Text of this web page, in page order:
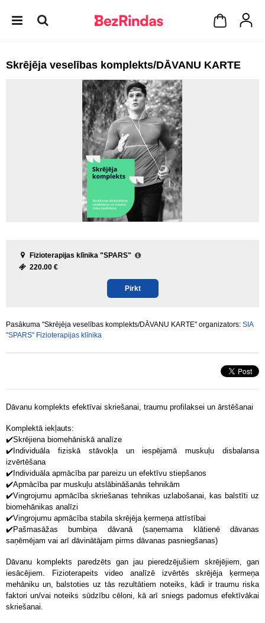
Skrējēja veselības komplekts/DĀVANU KARTE
Fizioterapijas klīnika "SPARS"
220.00 €
Pirkt
Pasākuma "Skrējēja veselības komplekts/DĀVANU KARTE" organizators: SIA
"SPARS" Fizioterapijas klīnika
Dāvanu komplekts efektīvai skriešanai, traumu profilaksei un ārstēšanai
Komplektā iekļauts:
✔️Skrējiena biomehāniskā analīze
✔️ Individuāla fiziskā stāvokļa un iespējamā muskuļu disbalansa
izvērtēšana
✔️ Individuāla apmācība par pareizu un efektīvu stiepšanos
✔️Apmācība par muskuļu atslābināšanās tehnikām
✔️Vingrojumu apmācība skriešanas tehnikas uzlabošanai, kas balstīti uz
biomehānikas analīzi
✔️Vingrojumu apmācība stabila skrējēja ķermeņa attīstībai
✔️Pašmasāžas bumbiņa dāvanā (saņemama klātienē dāvanas
saņēmējam vai arī dāvinātājam pirms dāvanas pasniegšanas)
Dāvanu komplekts paredzēts gan jau pieredzējušiem skrējējiem, gan
iesācējiem. Fizioterapeits video analīzē izvērtēs skrējēja ķermeņa
mehāniku un, balstoties uz tās rezultātiem noteiks, kādi ir traumu riska
faktori un/vai noteiks sūdzību cēloni, kā arī sniegs padomus efektīvākai
skriešanai.